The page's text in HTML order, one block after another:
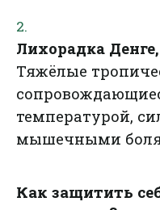
Лихорадка
Тяжёлые
температурой,
мышечными
Как защитить